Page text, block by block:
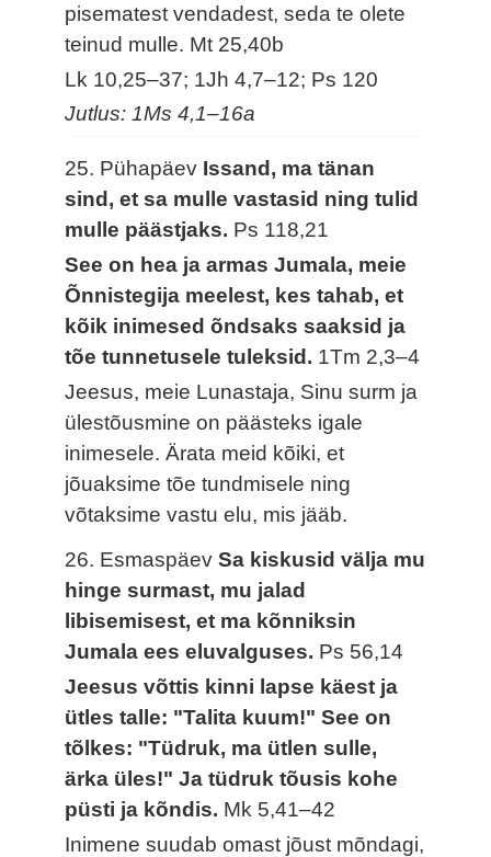
pisematest vendadest, seda te olete
teinud mulle. Mt 25,40b
Lk 10,25–37; 1Jh 4,7–12; Ps 120
Jutlus: 1Ms 4,1–16a
25. Pühapäev Issand, ma tänan
sind, et sa mulle vastasid ning tulid
mulle päästjaks. Ps 118,21
See on hea ja armas Jumala, meie
Õnnistegija meelest, kes tahab, et
kõik inimesed õndsaks saaksid ja
tõe tunnetusele tuleksid. 1Tm 2,3–4
Jeesus, meie Lunastaja, Sinu surm ja
ülestõusmine on päästeks igale
inimesele. Ärata meid kõiki, et
jõuaksime tõe tundmisele ning
võtaksime vastu elu, mis jääb.
26. EsmaspäevSa kiskusid välja mu
hinge surmast, mu jalad
libisemisest, et ma kõnniksin
Jumala ees eluvalguses. Ps 56,14
Jeesus võttis kinni lapse käest ja
ütles talle: "Talita kuum!" See on
tõlkes: "Tüdruk, ma ütlen sulle,
ärka üles!" Ja tüdruk tõusis kohe
püsti ja kõndis. Mk 5,41–42
Inimene suudab omast jõust mõndagi,